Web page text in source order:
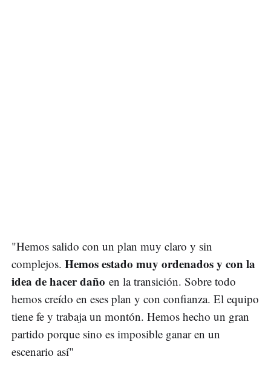
"Hemos salido con un plan muy claro y sin
complejos. Hemos estado muy ordenados y con la
idea de hacer daño en la transición. Sobre todo
hemos creído en eses plan y con confianza. El equipo
tiene fe y trabaja un montón. Hemos hecho un gran
partido porque sino es imposible ganar en un
escenario así"